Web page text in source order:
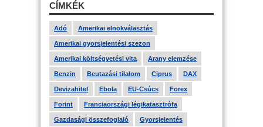
CÍMKÉK
Adó Amerikai elnökválasztás
Amerikai gyorsjelentési szezon
Amerikai költségvetési vita Arany elemzése
Benzin Beutazási tilalom Ciprus DAX
Devizahitel Ebola EU-Csúcs Forex
Forint Franciaországi légikatasztrófa
Gazdasági összefoglaló Gyorsjelentés